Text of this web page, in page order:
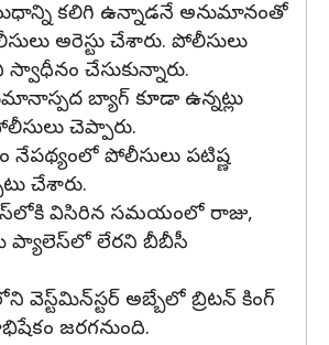
కలిగి ఉన్నాడనే అనుమానంతో
అరెస్టు చేశారు. పోలీసులు
స్వాధీనం చేసుకున్నారు.
బ్యాగ్ కూడా ఉన్నట్లు
చెప్పారు.
నేపథ్యంలో పోలీసులు పటిష్ణ
చేశారు.
విసిరిన సమయంలో రాజు,
ప్యాలెస్‌లో లేరని బీబీసీ
వెస్ట్‌మిన్‌స్టర్ అబ్బేలో బ్రిటన్ కింగ్
జరగనుంది.